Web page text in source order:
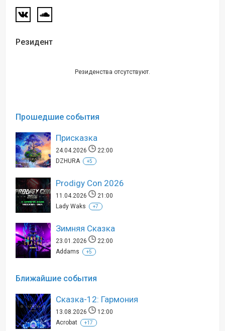
Резидент
Резиденства отсутствуют.
Прошедшие события
Присказка
24.04.2026
22:00
DZHURA
+5
Prodigy Con 2026
11.04.2026
21:00
Lady Waks
+7
Зимняя Сказка
23.01.2026
22:00
Addams
+5
Ближайшие события
Сказка-12: Гармония
13.08.2026
12:00
Acrobat
+17